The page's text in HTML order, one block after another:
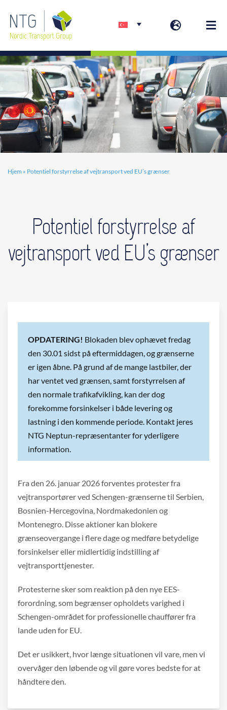
content
Hoş geldiniz
Hizmetler
Iletişim
Hjem » Potentiel forstyrrelse af vejtransport ved EU’s grænser
Potentiel forstyrrelse af
vejtransport ved EU’s grænser
OPDATERING! Blokaden blev ophævet fredag
den 30.01 sidst på eftermiddagen, og grænserne
er igen åbne. På grund af de mange lastbiler, der
har ventet ved grænsen, samt forstyrrelsen af
den normale trafikafvikling, kan der dog
forekomme forsinkelser i både levering og
lastning i den kommende periode. Kontakt jeres
NTG Neptun-repræsentanter for yderligere
information.
Fra den 26. januar 2026 forventes protester fra
vejtransportører ved Schengen-grænserne til Serbien,
Bosnien-Hercegovina, Nordmakedonien og
Montenegro. Disse aktioner kan blokere
grænseovergange i flere dage og medføre betydelige
forsinkelser eller midlertidig indstilling af
vejtransporttjenester.
Protesterne sker som reaktion på den nye EES-
forordning, som begrænser opholdets varighed i
Schengen-området for professionelle chauffører fra
lande uden for EU.
Det er usikkert, hvor længe situationen vil vare, men vi
overvåger den løbende og vil gøre vores bedste for at
håndtere den.